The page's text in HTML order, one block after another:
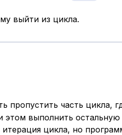
выйти из цикла.
пропустить часть цикла,
этом выполнить остальную
цикла, но